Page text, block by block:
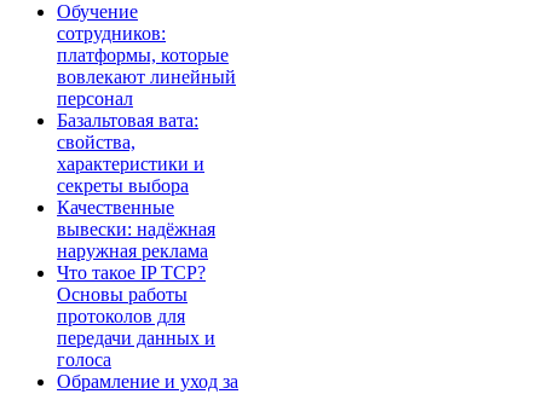
Обучение
сотрудников:
платформы, которые
вовлекают линейный
персонал
Базальтовая вата:
свойства,
характеристики и
секреты выбора
Качественные
вывески: надёжная
наружная реклама
Что такое IP TCP?
Основы работы
протоколов для
передачи данных и
голоса
Обрамление и уход за